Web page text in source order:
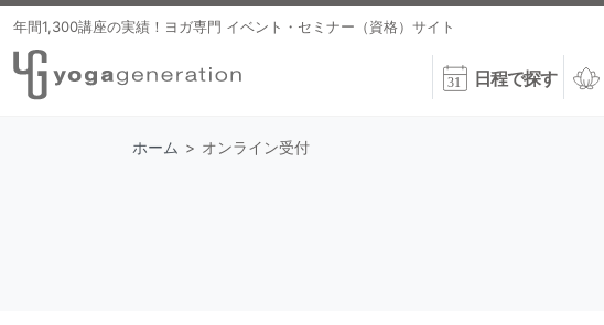
年間1,300講座の実績！ヨガ専門 イベント・セミナー（資格）サイト
日程で探す
ホーム > オンライン受付